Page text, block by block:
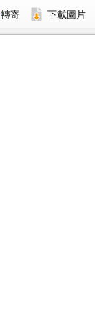
轉寄 下載圖片